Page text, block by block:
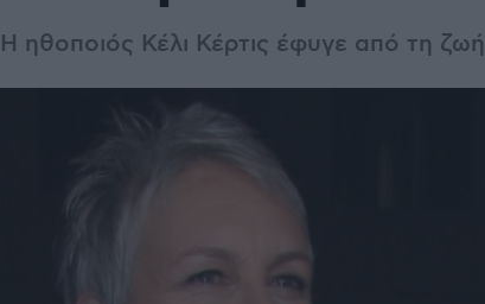
Η ηθοποιός Κέλι Κέρτις έφυγε από τη